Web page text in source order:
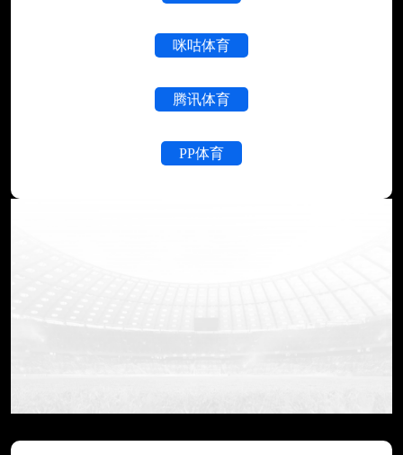
咪咕体育
腾讯体育
PP体育